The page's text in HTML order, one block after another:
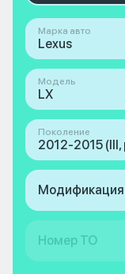
Марка авто
Lexus
Модель
LX
Поколение
2012-2015 (III,
Модификация
Номер ТО